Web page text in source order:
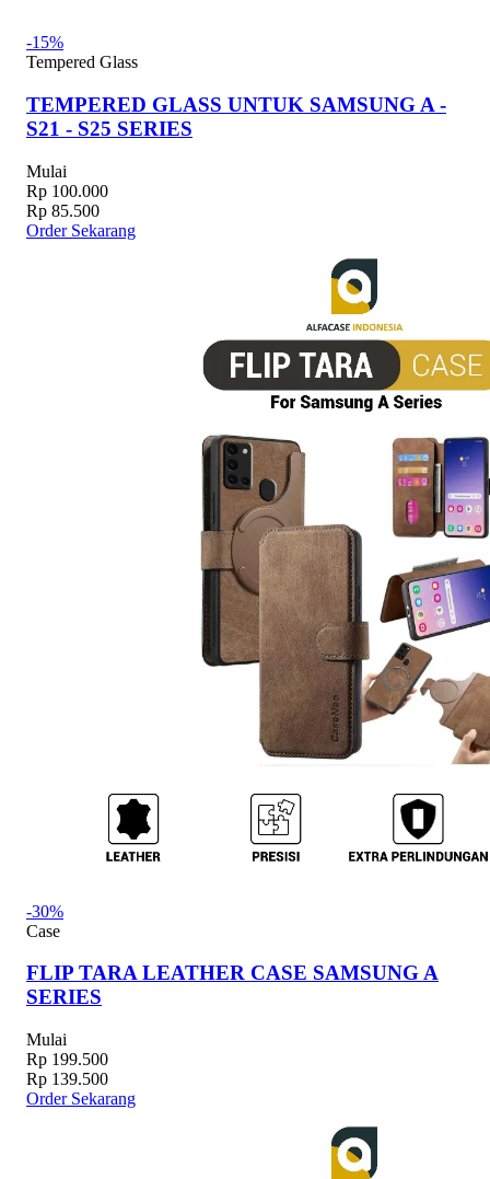
-15%
Tempered Glass
TEMPERED GLASS UNTUK SAMSUNG A -
S21 - S25 SERIES
Mulai
Rp 100.000
Rp 85.500
Order Sekarang
-30%
Case
FLIP TARA LEATHER CASE SAMSUNG A
SERIES
Mulai
Rp 199.500
Rp 139.500
Order Sekarang